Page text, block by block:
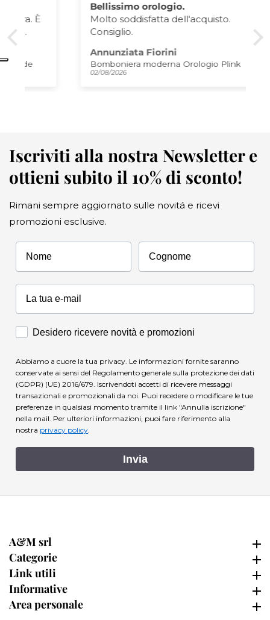
Bellissimo orologio.
Molto soddisfatta dell'acquisto.
Annunziata Fiorini
Bomboniera moderna Orologio Plink
Iscriviti alla nostra Newsletter e
ottieni subito il 10% di sconto!
Rimani sempre aggiornato sulle novitá e ricevi
promozioni esclusive.
Nome Cognome
Accettazione Marketing
Desidero ricevere novità e promozioni
Abbiamo a cuore la tua privacy. Le informazioni fornite saranno
conservate ai sensi del Regolamento generale sulla protezione dei dati
(GDPR) (UE) 2016/679. Iscrivendoti accetti di ricevere messaggi
transazionali e promozionali da noi. Puoi recedere o modificare le tue
preferenze in qualsiasi momento tramite il link "Annulla iscrizione"
nella mail. Per ulteriori informazioni, puoi fare riferimento alla
nostra privacy policy.
Invia
A&M srl
Categorie
Link utili
Informative
Area personale